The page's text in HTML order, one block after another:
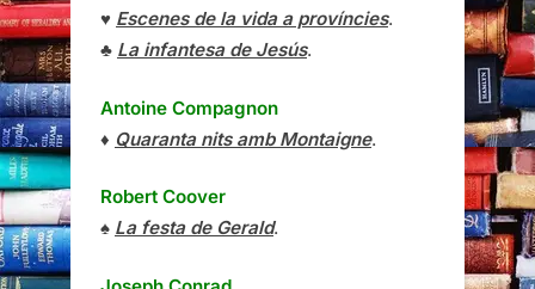
♥ Escenes de la vida a províncies.
♣ La infantesa de Jesús.
Antoine Compagnon
♦ Quaranta nits amb Montaigne.
Robert Coover
♠ La festa de Gerald.